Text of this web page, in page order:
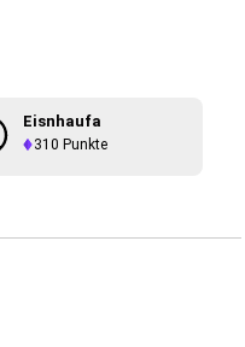
Eisnhaufa
310 Punkte